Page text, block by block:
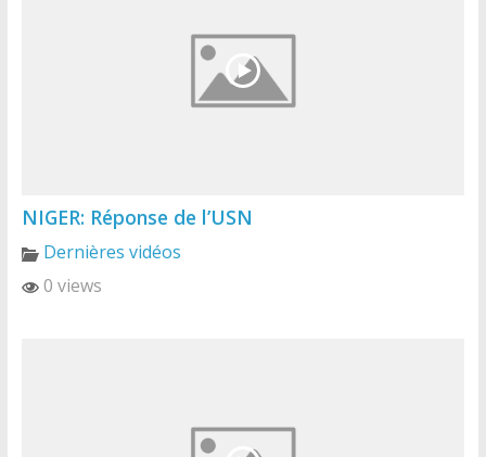
NIGER: Réponse de l’USN
Dernières vidéos
0 views